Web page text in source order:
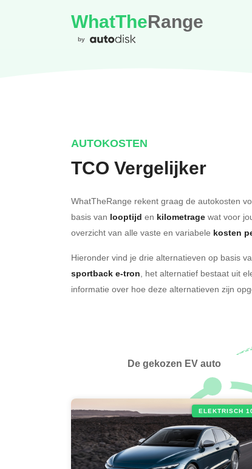
WhatTheRange
by
AUTOKOSTEN
TCO Vergelijker
WhatTheRange rekent graag de autokosten
basis van looptijd en kilometrage wat voor
overzicht van alle vaste en variabele kosten
Hieronder vind je drie alternatieven op basis
sportback e-tron, het alternatief bestaat uit
informatie over hoe deze alternatieven zijn
De gekozen EV auto
ELEKTRISCH